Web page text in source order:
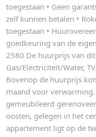
toegestaan • Geen
zelf kunnen betalen •
toegestaan •
goedkeuring van de
2580 De huurprijs van
Gas/Electriciteit/Water,
Bovenop de huurprijs
maand voor
gemeubileerd
oosten, gelegen in het
appartement ligt op de